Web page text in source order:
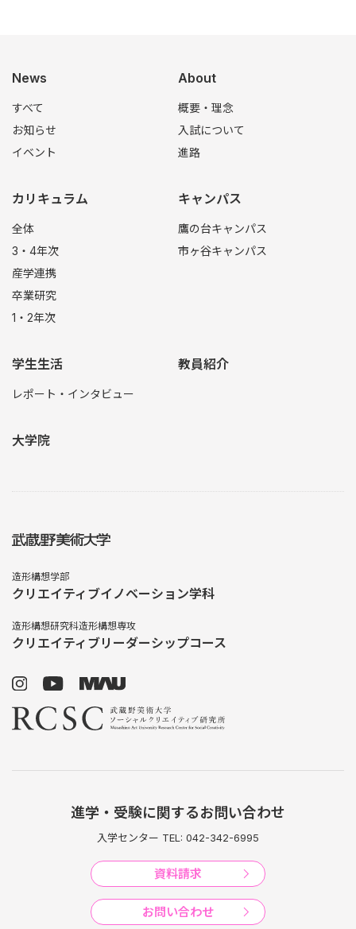
News
すべて
お知らせ
イベント
About
概要・理念
入試について
進路
カリキュラム
全体
3・4年次
産学連携
卒業研究
1・2年次
キャンパス
鷹の台キャンパス
市ヶ谷キャンパス
学生生活
レポート・インタビュー
教員紹介
大学院
造形構想学部
クリエイティブイノベーション学科
造形構想研究科造形構想専攻
クリエイティブリーダーシップコース
進学・受験に関するお問い合わせ
入学センター TEL: 042-342-6995
資料請求
お問い合わせ